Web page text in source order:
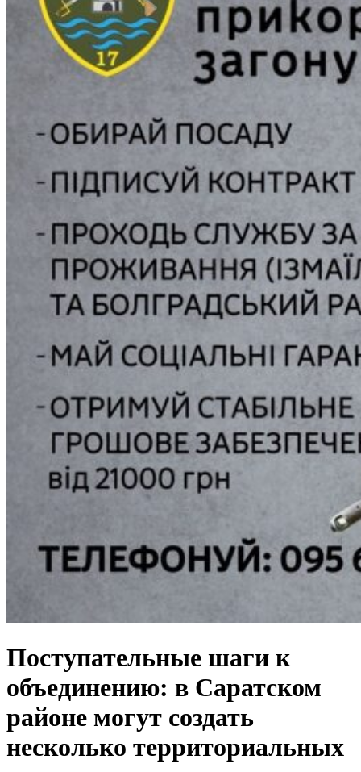
Поступательные шаги к
объединению: в Саратском
районе могут создать
несколько территориальных